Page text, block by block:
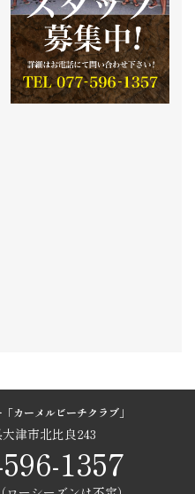
カーメルビーチクラブ」
津市北比良243
1357